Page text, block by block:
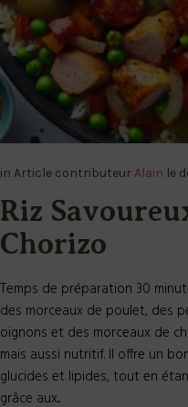
in ArticlecontributeurAlainle
Riz
Chorizo
Temps de préparation 30
oignons et des morceaux de
mais aussi nutritif. Il offre un
glucides et lipides, tout en
grâce aux...
READ MORE